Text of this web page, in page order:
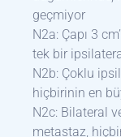
geçmiyor
N2a: Çapı 3
tek bir
N2b: Çoklu
hiçbirinin en
N2c: Bilateral
metastaz,